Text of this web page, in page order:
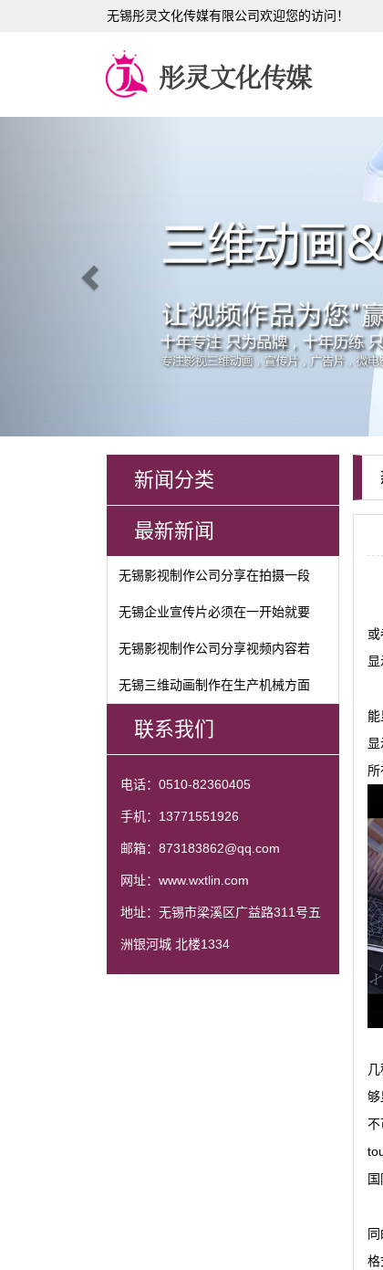
无锡彤灵文化传媒有限公司欢迎您的访问！
新闻分类
最新新闻
无锡影视制作公司分享在拍摄一段
无锡企业宣传片必须在一开始就要
无锡影视制作公司分享视频内容若
无锡三维动画制作在生产机械方面
联系我们
电话：0510-82360405
手机：13771551926
邮箱：873183862@qq.com
网址：www.wxtlin.com
地址：无锡市梁溪区广益路311号五
洲银河城 北楼1334
够
不
格